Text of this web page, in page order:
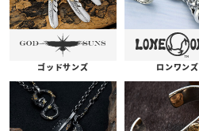
ゴッドサンズ ロンワンズ